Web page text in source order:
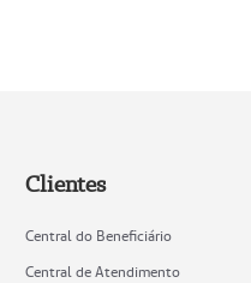
Clientes
Central do Beneficiário
Central de Atendimento